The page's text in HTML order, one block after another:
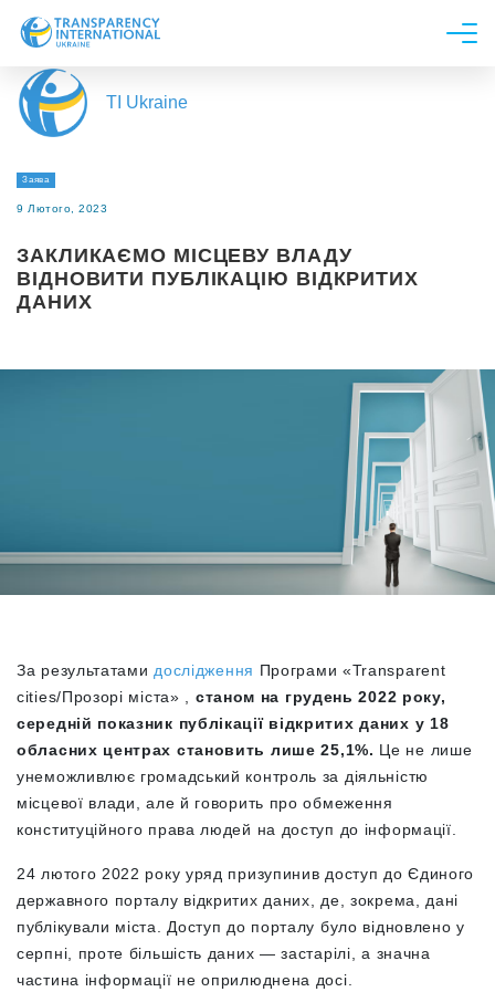
Про нас
Новини
Напрями роботи
Долучитися
TI Ukraine
Заява
9 Лютого, 2023
ЗАКЛИКАЄМО МІСЦЕВУ ВЛАДУ
ВІДНОВИТИ ПУБЛІКАЦІЮ ВІДКРИТИХ
ДАНИХ
За результатами дослідження Програми «Transparent
cities/Прозорі міста» ,
станом на грудень 2022 року,
середній показник публікації відкритих даних у 18
обласних центрах становить лише 25,1%. Це не лише
унеможливлює громадський контроль за діяльністю
місцевої влади, але й говорить про обмеження
конституційного права людей на доступ до інформації.
24 лютого 2022 року уряд призупинив доступ до Єдиного
державного порталу відкритих даних, де, зокрема, дані
публікували міста. Доступ до порталу було відновлено у
серпні, проте більшість даних — застарілі, а значна
частина інформації не оприлюднена досі.